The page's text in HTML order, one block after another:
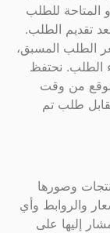
المتاحة للطلب
تقديم الطلب.
الطلب المسبق،
الطلب. نحتفظ
من وقت
طلب تم
وصورها
والروابط وأي
إليها على